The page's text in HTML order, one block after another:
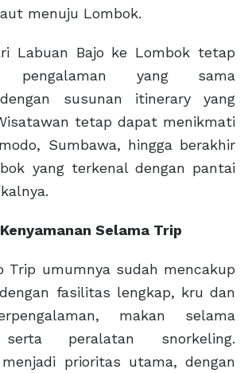
menuju Lombok.
Labuan Bajo ke Lombok tetap
pengalaman yang sama
susunan itinerary yang
tetap dapat menikmati
Sumbawa, hingga berakhir
yang terkenal dengan pantai
Selama Trip
Trip umumnya sudah mencakup
fasilitas lengkap, kru dan
makan selama
serta peralatan snorkeling.
prioritas utama, dengan